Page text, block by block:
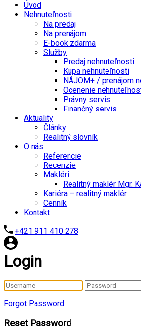
Úvod
Nehnuteľnosti
Na predaj
Na prenájom
E-book zdarma
Služby
Predaj nehnuteľnosti
Kúpa nehnuteľnosti
NÁJOM+ / prenájom
Ocenenie
Právny servis
Finančný servis
Aktuality
Články
Realitný slovník
O nás
Referencie
Recenzie
Makléri
Realitný maklér Mgr.
Kariéra – realitný maklér
Cenník
Kontakt
+421 911 410 278
Login
Forgot Password
Reset Password